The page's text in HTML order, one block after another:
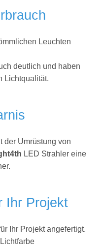
Leuchten
deutlich und haben
Lichtqualität.
der Umrüstung von
LED Strahler eine
Ihr Projekt
Ihr Projekt angefertigt.